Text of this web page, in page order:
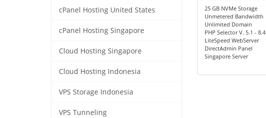
cPanel Hosting United States
cPanel Hosting Singapore
Cloud Hosting Singapore
Cloud Hosting Indonesia
VPS Storage Indonesia
VPS Tunneling
25 GB NVMe Storage
Unmetered Bandwidth
Unlimited Domain
PHP Selector V. 5.1 - 8.4
LiteSpeed WebServer
DirectAdmin Panel
Singapore Server